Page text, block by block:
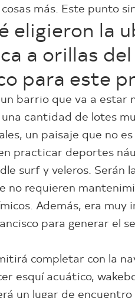
más. Este punto
eligieron la
a orillas del
para este
barrio que va a estar
cantidad de lotes
un paisaje que no
practicar deportes
surf y veleros. Serán
no requieren
Además, era
para generar el
completar con la
esquí acuático,
un lugar de encuentro